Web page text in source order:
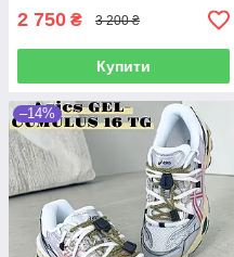
2 750 ₴ 3 200 ₴
Купити
–14%